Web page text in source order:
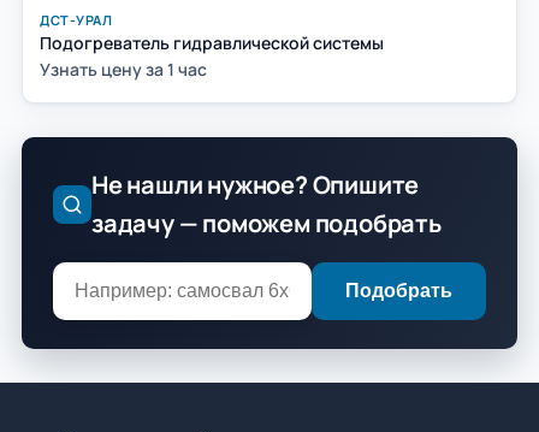
ДСТ-УРАЛ
Подогреватель гидравлической системы
Узнать цену за 1 час
Не нашли нужное? Опишите
задачу — поможем подобрать
Подобрать